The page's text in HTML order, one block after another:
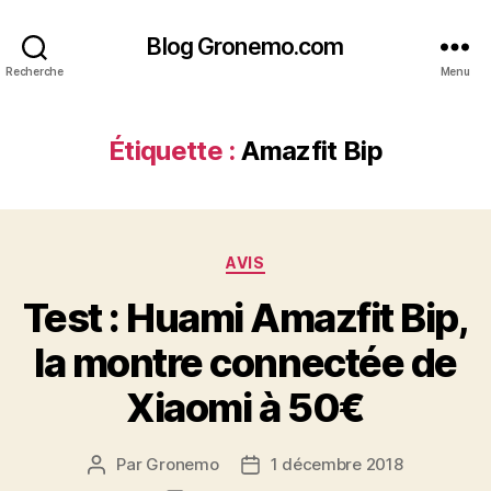
Recherche
Blog Gronemo.com
Menu
Étiquette : Amazfit Bip
Catégories
AVIS
Test : Huami Amazfit Bip,
la montre connectée de
Xiaomi à 50€
Auteur
Par Gronemo
Date1 décembre 2018